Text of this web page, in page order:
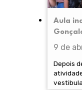
Aula
9 de
Depois